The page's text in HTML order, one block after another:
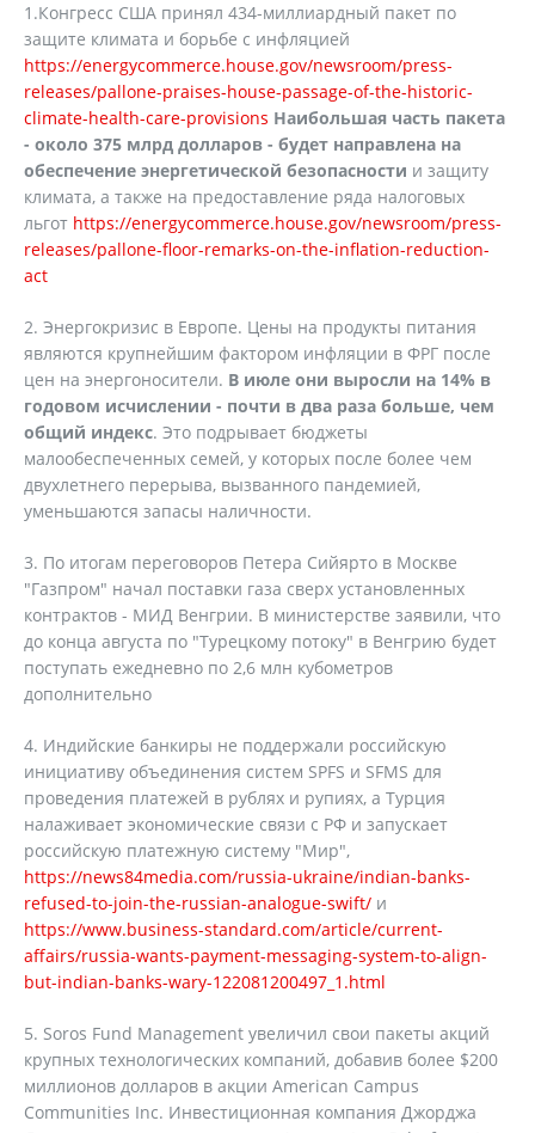
1.Конгресс США принял 434-миллиардный пакет по
защите климата и борьбе с инфляцией
https://energycommerce.house.gov/newsroom/press-
releases/pallone-praises-house-passage-of-the-historic-
climate-health-care-provisions Наибольшая часть пакета
- около 375 млрд долларов - будет направлена на
обеспечение энергетической безопасности и защиту
климата, а также на предоставление ряда налоговых
льгот https://energycommerce.house.gov/newsroom/press-
releases/pallone-floor-remarks-on-the-inflation-reduction-
act
2. Энергокризис в Европе. Цены на продукты питания
являются крупнейшим фактором инфляции в ФРГ после
цен на энергоносители. В июле они выросли на 14% в
годовом исчислении - почти в два раза больше, чем
общий индекс. Это подрывает бюджеты
малообеспеченных семей, у которых после более чем
двухлетнего перерыва, вызванного пандемией,
уменьшаются запасы наличности.
3. По итогам переговоров Петера Сийярто в Москве
"Газпром" начал поставки газа сверх установленных
контрактов - МИД Венгрии. В министерстве заявили, что
до конца августа по "Турецкому потоку" в Венгрию будет
поступать ежедневно по 2,6 млн кубометров
дополнительно
4. Индийские банкиры не поддержали российскую
инициативу объединения систем SPFS и SFMS для
проведения платежей в рублях и рупиях, а Турция
налаживает экономические связи с РФ и запускает
российскую платежную систему "Мир",
https://news84media.com/russia-ukraine/indian-banks-
refused-to-join-the-russian-analogue-swift/ и
https://www.business-standard.com/article/current-
affairs/russia-wants-payment-messaging-system-to-align-
but-indian-banks-wary-122081200497_1.html
5. Soros Fund Management увеличил свои пакеты акций
крупных технологических компаний, добавив более $200
миллионов долларов в акции American Campus
Communities Inc. Инвестиционная компания Джорджа